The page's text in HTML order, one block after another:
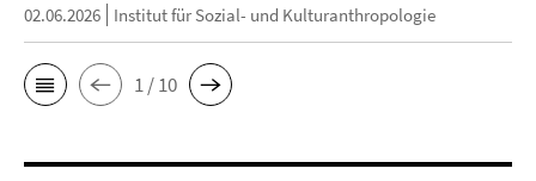
02.06.2026 Institut für Sozial- und Kulturanthropologie
1 / 10